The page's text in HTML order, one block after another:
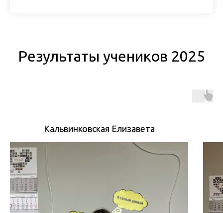
Результаты учеников 2025
Кальвинковская Елизавета